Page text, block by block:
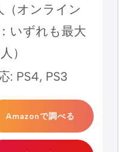
（オンライン
いずれも最大
）
: PS4, PS3
Amazonで調べる